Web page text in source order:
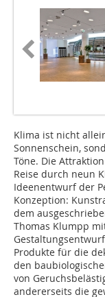
Klima ist nicht
Sonnenschein,
Töne. Die
Reise durch neun
Ideenentwurf der
Konzeption:
dem
Thomas Klumpp
Produkte für die
den
von
andererseits die